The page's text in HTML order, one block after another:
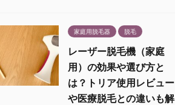
家庭用脱毛器 脱毛
レーザー脱毛機（家庭
用）の効果や選び方と
は？トリア使用レビュー
や医療脱毛との違いも解